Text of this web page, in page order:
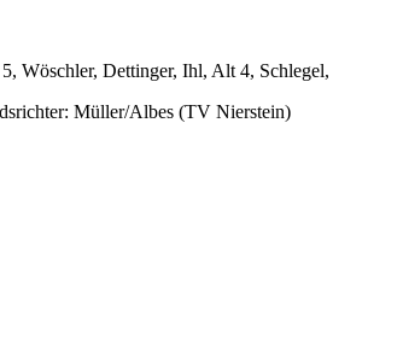
Wöschler, Dettinger, Ihl, Alt 4, Schlegel,
Müller/Albes (TV Nierstein)